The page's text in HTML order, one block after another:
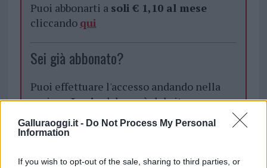
Galluraoggi.it - Do Not Process My Personal
Information
If you wish to opt-out of the sale, sharing to third parties, or
Puoi abbonarti a soli € 1,10 al mese
cliccando qui
Sei già abbonato?
Puoi effettuare l'accesso andando nella
sezioneLogindal menù del sito o
cliccando
qui
TEMI:
Morto La Maddalena